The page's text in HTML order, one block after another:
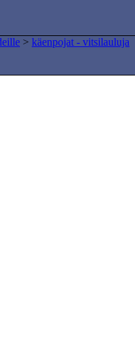
> käenpojat - vitsilauluja